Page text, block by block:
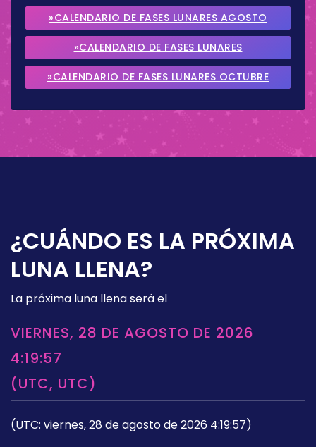
»CALENDARIO DE FASES LUNARES AGOSTO
2026
»CALENDARIO DE FASES LUNARES
SEPTIEMBRE 2026
»CALENDARIO DE FASES LUNARES OCTUBRE
¿CUÁNDO ES LA PRÓXIMA
LUNA LLENA?
La próxima luna llena será el
VIERNES, 28 DE AGOSTO DE 2026
4:19:57
(UTC, UTC)
(UTC: viernes, 28 de agosto de 2026 4:19:57)